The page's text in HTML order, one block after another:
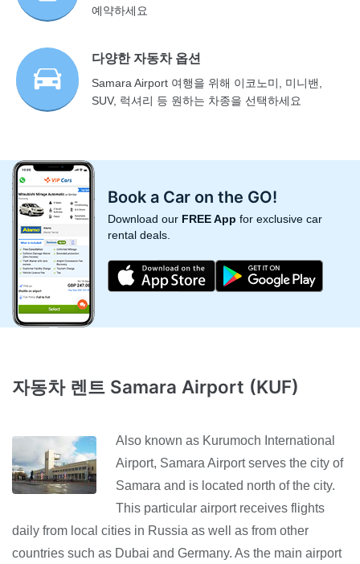
예약하세요
다양한 자동차 옵션
Samara Airport 여행을 위해 이코노미, 미니밴,
SUV, 럭셔리 등 원하는 차종을 선택하세요
Book a Car on the GO!
Download our FREE App for exclusive car
rental deals.
자동차 렌트 Samara Airport (KUF)
Also known as Kurumoch International
Airport, Samara Airport serves the city of
Samara and is located north of the city.
This particular airport receives flights
daily from local cities in Russia as well as from other
countries such as Dubai and Germany. As the main airport